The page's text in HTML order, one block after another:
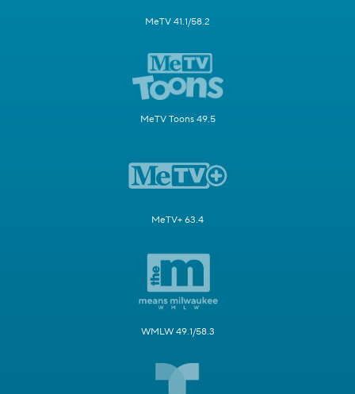
MeTV 41.1/58.2
MeTV Toons 49.5
MeTV+ 63.4
WMLW 49.1/58.3